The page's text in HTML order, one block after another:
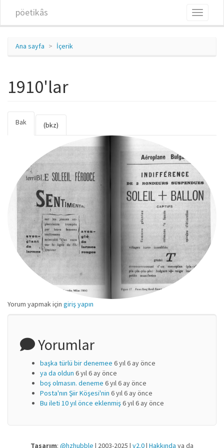
pöetikâs
Toggle
Ana sayfa İçerik
1910'lar
Birincil sekmeler
Bak
sekme)
(bkz)
vispo1910s067.jpg
Yorum yapmak için giriş yapın
Yorumlar
başka türlü bir denemee 6 yıl 6 ay önce
ya da oldun 6 yıl 6 ay önce
boş olmasın. deneme 6 yıl 6 ay önce
Posta'nın Şiir Köşesi'nin 6 yıl 6 ay önce
Bu ileti 10 yıl önce eklenmiş6 yıl 6 ay önce
Tasarım: @hzhubble | 2003-2025 | v2.0| Hakkında ya da